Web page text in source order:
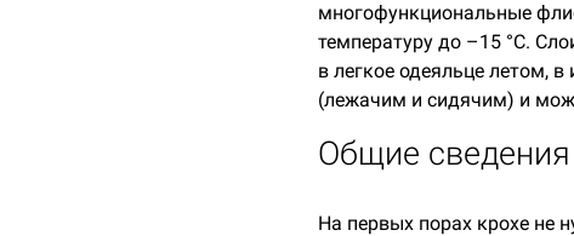
многофункциональные
температуру до –15 °С.
в легкое одеяльце летом,
(лежачим и сидячим) и
Общие
На первых порах крохе не